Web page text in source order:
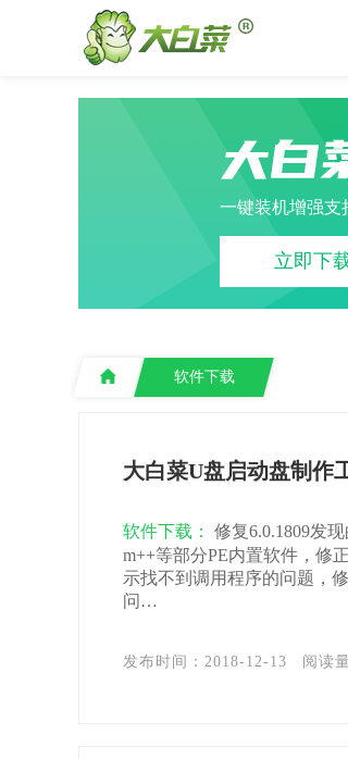
大白
一键装机增强支
立即下
软件下载
大白菜U盘启动盘制作
软件下载：
修复6.0.1809发
m++等部分PE内置软件，修
示找不到调用程序的问题，
问…
发布时间：2018-12-13 阅读